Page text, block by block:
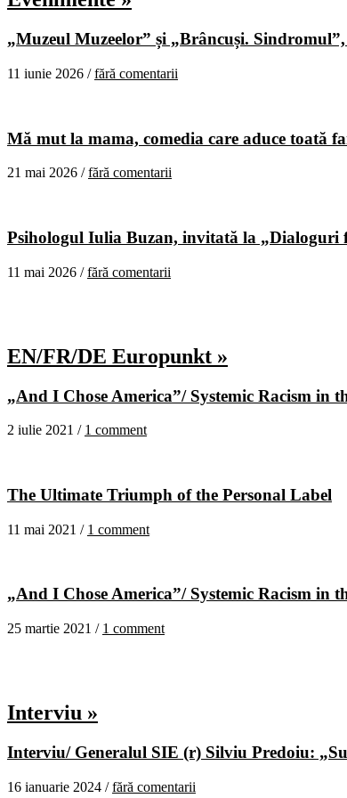
„Muzeul Muzeelor” și „Brâncuși.
11 iunie 2026 /fără comentarii
Mă mut la mama, comedia care aduce toată
21 mai 2026 /fără comentarii
Psihologul Iulia Buzan, invitată la „Dialoguri
11 mai 2026 /fără comentarii
EN/FR/DE Europunkt »
„And I Chose America”/ Systemic Racism in
2 iulie 2021 / 1 comment
The Ultimate Triumph of the Personal Label
11 mai 2021 / 1 comment
„And I Chose America”/ Systemic Racism in
25 martie 2021 / 1 comment
Interviu »
Interviu/ Generalul SIE (r) Silviu Predoiu:
16 ianuarie 2024 /fără comentarii